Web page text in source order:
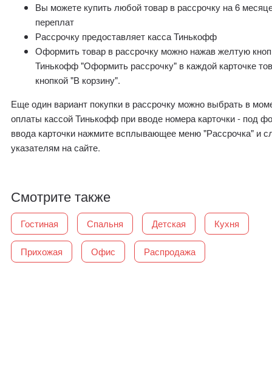
Вы можете купить любой товар в рассрочку на 6
переплат
Рассрочку предоставляет касса Тинькофф
Оформить товар в рассрочку можно нажав желтую
Тинькофф "Оформить рассрочку" в каждой карточке
кнопкой "В корзину".
Еще один вариант покупки в рассрочку можно выбрать в
оплаты кассой Тинькофф при вводе номера карточки - под
ввода карточки нажмите всплывающее меню "Рассрочка" и
указателям на сайте.
Смотрите также
Гостиная Спальня Детская Кухня
Прихожая Офис Распродажа